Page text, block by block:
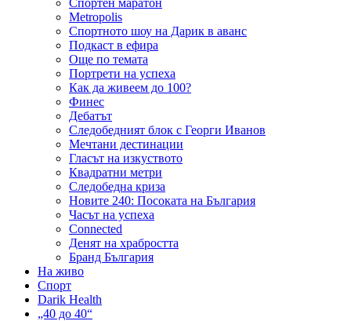
Спортен маратон
Metropolis
Спортното шоу на Дарик в аванс
Подкаст в ефира
Още по темата
Портрети на успеха
Как да живеем до 100?
Финес
Дебатът
Следобедният блок с Георги Иванов
Мечтани дестинации
Гласът на изкуството
Квадратни метри
Следобедна криза
Новите 240: Посоката на България
Часът на успеха
Connected
Денят на храбростта
Бранд България
На живо
Спорт
Darik Health
„40 до 40“